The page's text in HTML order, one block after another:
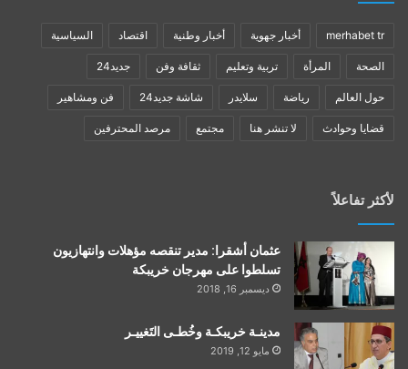
merhabet tr أخبار جهوية أخبار وطنية اقتصاد السياسية
الصحة المرأة تربية وتعليم ثقافة وفن جديد24
حول العالم رياضة سلايدر شاشة جديد24 فن ومشاهير
قضايا وحوادث لا تنشر هنا مجتمع مرصد المحترفين
لأكثر تفاعلاً
عثمان أشقرا: مدير تنقصه مؤهلات وانتهازيون
تسلطوا على مهرجان خريبكة
ديسمبر 16, 2018
مدينـة خريبكـة وخُطـى التَغييـر
مايو 12, 2019